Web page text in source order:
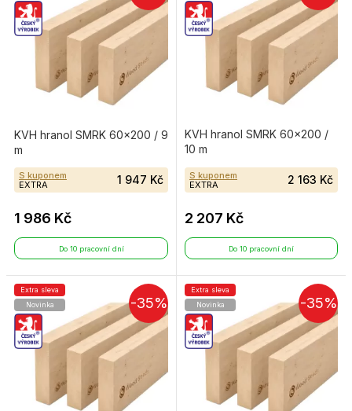
KVH hranol SMRK 60×200 / 9
m
S kuponem
EXTRA
1 947 Kč
1 986 Kč
Do 10 pracovní dní
KVH hranol SMRK 60×200 /
10 m
S kuponem
EXTRA
2 163 Kč
2 207 Kč
Do 10 pracovní dní
-35%
Extra sleva
Novinka
-35%
Extra sleva
Novinka